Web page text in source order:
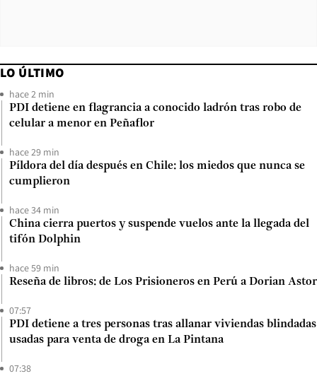
LO ÚLTIMO
hace 2 min
PDI detiene en flagrancia a conocido ladrón tras robo de
celular a menor en Peñaflor
hace 29 min
Píldora del día después en Chile: los miedos que nunca se
cumplieron
hace 34 min
China cierra puertos y suspende vuelos ante la llegada del
tifón Dolphin
hace 59 min
Reseña de libros: de Los Prisioneros en Perú a Dorian Astor
07:57
PDI detiene a tres personas tras allanar viviendas blindadas
usadas para venta de droga en La Pintana
07:38